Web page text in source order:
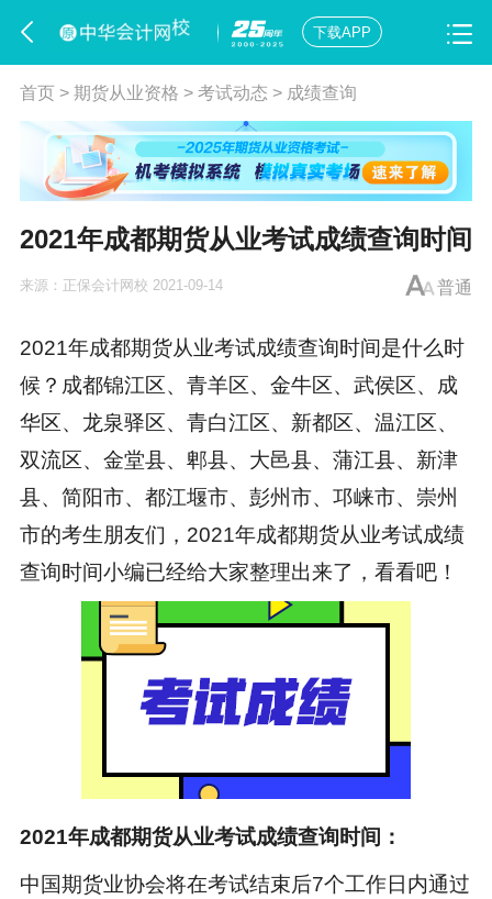
下载APP
首页> 期货从业资格 > 考试动态 > 成绩查询
2021年成都期货从业考试成绩查询时间
普通
来源： 正保会计网校 2021-09-14
2021年成都期货从业考试成绩查询时间是什么时
候？成都锦江区、青羊区、金牛区、武侯区、成
华区、龙泉驿区、青白江区、新都区、温江区、
双流区、金堂县、郫县、大邑县、蒲江县、新津
县、简阳市、都江堰市、彭州市、邛崃市、崇州
市的考生朋友们，2021年成都期货从业考试成绩
查询时间小编已经给大家整理出来了，看看吧！
2021年成都期货从业考试成绩查询时间：
中国期货业协会将在考试结束后7个工作日内通过